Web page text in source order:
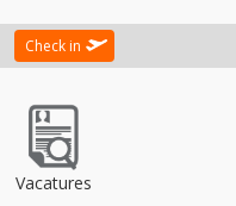
Check in
Vacatures